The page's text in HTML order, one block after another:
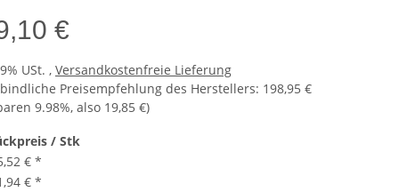
€
USt. , Versandkostenfreie Lieferung
Preisempfehlung des Herstellers: 198,95 €
9.98%, also 19,85 €)
/ Stk
€ *
€ *